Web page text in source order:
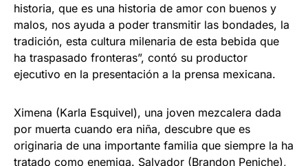
historia, que es una historia de amor con buenos y
malos, nos ayuda a poder transmitir las bondades, la
tradición, esta cultura milenaria de esta bebida que
ha traspasado fronteras”, contó su productor
ejecutivo en la presentación a la prensa mexicana.
Ximena (Karla Esquivel), una joven mezcalera dada
por muerta cuando era niña, descubre que es
originaria de una importante familia que siempre la ha
tratado como enemiga. Salvador (Brandon Peniche),